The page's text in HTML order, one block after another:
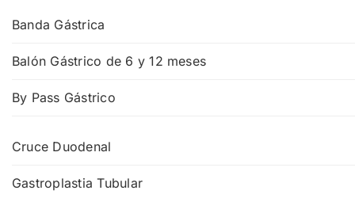
Banda Gástrica
Balón Gástrico de 6 y 12 meses
By Pass Gástrico
Cruce Duodenal
Gastroplastia Tubular